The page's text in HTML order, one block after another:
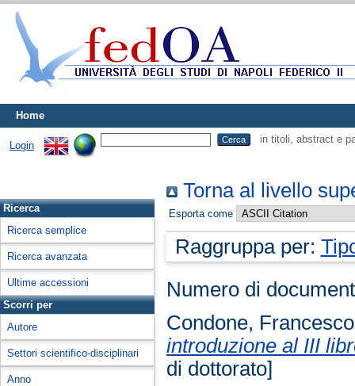
Home
Login
in titoli, abstract e
Ricerca
Ricerca semplice
Ricerca avanzata
Ultime accessioni
Scorri per
Autore
Settori scientifico-disciplinari
Anno
Torna al livello
Esporta come
Raggruppa per:
Numero di
Condone, Francesco
introduzione al III
di dottorato]